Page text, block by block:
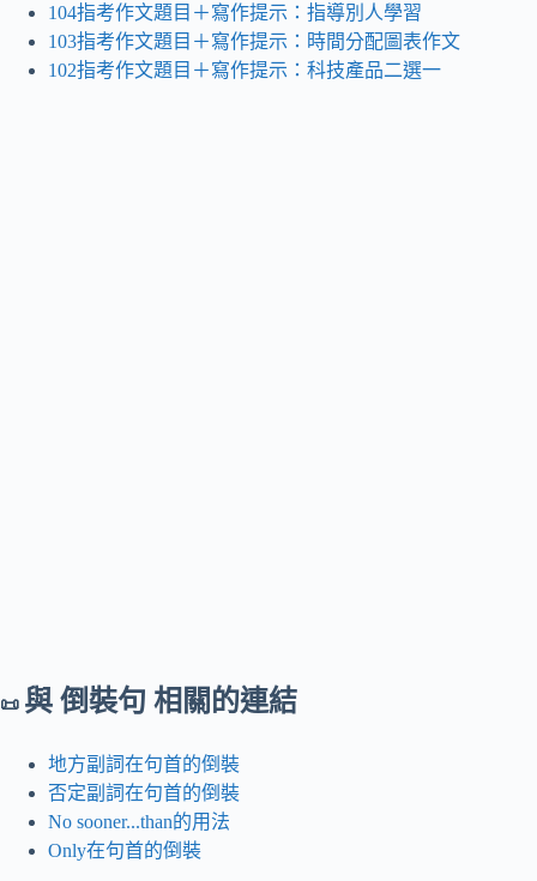
104指考作文題目＋寫作提示：指導別人學習
103指考作文題目＋寫作提示：時間分配圖表作文
102指考作文題目＋寫作提示：科技產品二選一
📜 與 倒裝句 相關的連結
地方副詞在句首的倒裝
否定副詞在句首的倒裝
No sooner...than的用法
Only在句首的倒裝